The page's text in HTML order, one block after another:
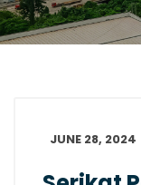
JUNE 28, 2024